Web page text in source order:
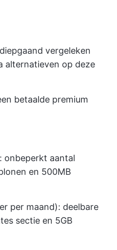
vergeleken
alternatieven op deze
betaalde premium
onbeperkt aantal
en 500MB
per maand): deelbare
sectie en 5GB